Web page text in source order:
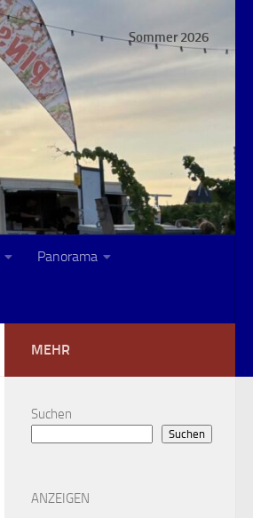
Sommer 2026
Panorama
MEHR
Suchen
Suchen
ANZEIGEN